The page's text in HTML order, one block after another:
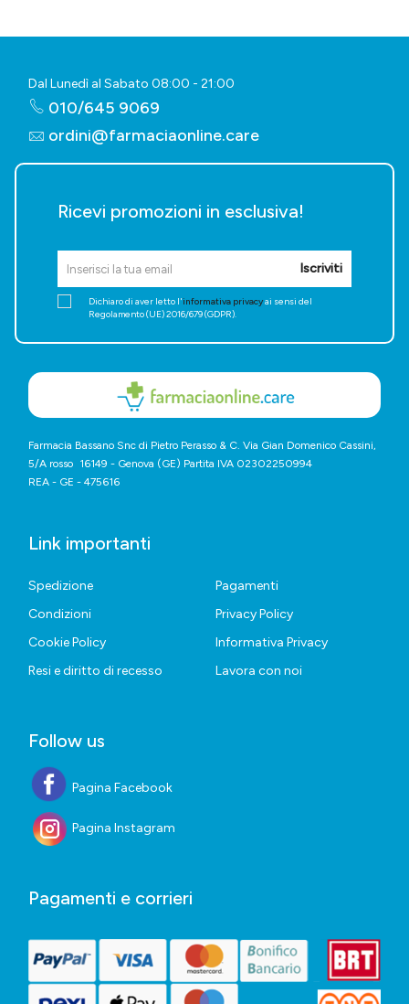
Dal Lunedì al Sabato 08:00 - 21:00
010/645 9069
ordini@farmaciaonline.care
Ricevi promozioni in esclusiva!
Iscriviti
Dichiaro di aver letto l'informativa privacyai sensi del
Regolamento (UE) 2016/679 (GDPR).
Farmacia Bassano Snc di Pietro Perasso & C. Via Gian Domenico Cassini,
5/A rosso 16149 - Genova (GE) Partita IVA 02302250994
REA - GE - 475616
Link importanti
Spedizione
Pagamenti
Condizioni
Privacy Policy
Cookie Policy
Informativa Privacy
Resi e diritto di recesso
Lavora con noi
Follow us
Pagina Facebook
Pagina Instagram
Pagamenti e corrieri